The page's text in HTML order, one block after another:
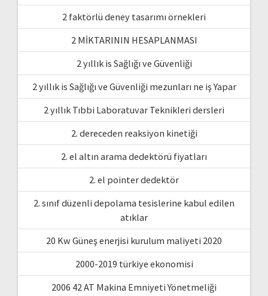
2 faktörlü deney tasarımı örnekleri
2 MİKTARININ HESAPLANMASI
2 yıllık is Sağlığı ve Güvenliği
2 yıllık is Sağlığı ve Güvenliği mezunları ne iş Yapar
2 yıllık Tıbbi Laboratuvar Teknikleri dersleri
2. dereceden reaksiyon kinetiği
2. el altın arama dedektörü fiyatları
2. el pointer dedektör
2. sınıf düzenli depolama tesislerine kabul edilen
atıklar
20 Kw Güneş enerjisi kurulum maliyeti 2020
2000-2019 türkiye ekonomisi
2006 42 AT Makina Emniyeti Yönetmeliği